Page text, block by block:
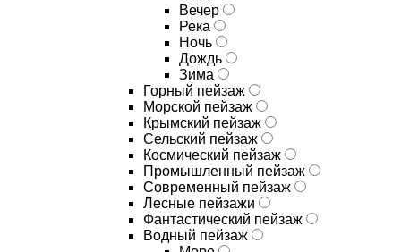
Вечер
Река
Ночь
Дождь
Зима
Горный пейзаж
Морской пейзаж
Крымский пейзаж
Сельский пейзаж
Космический пейзаж
Промышленный пейзаж
Современный пейзаж
Лесные пейзажи
Фантастический пейзаж
Водный пейзаж